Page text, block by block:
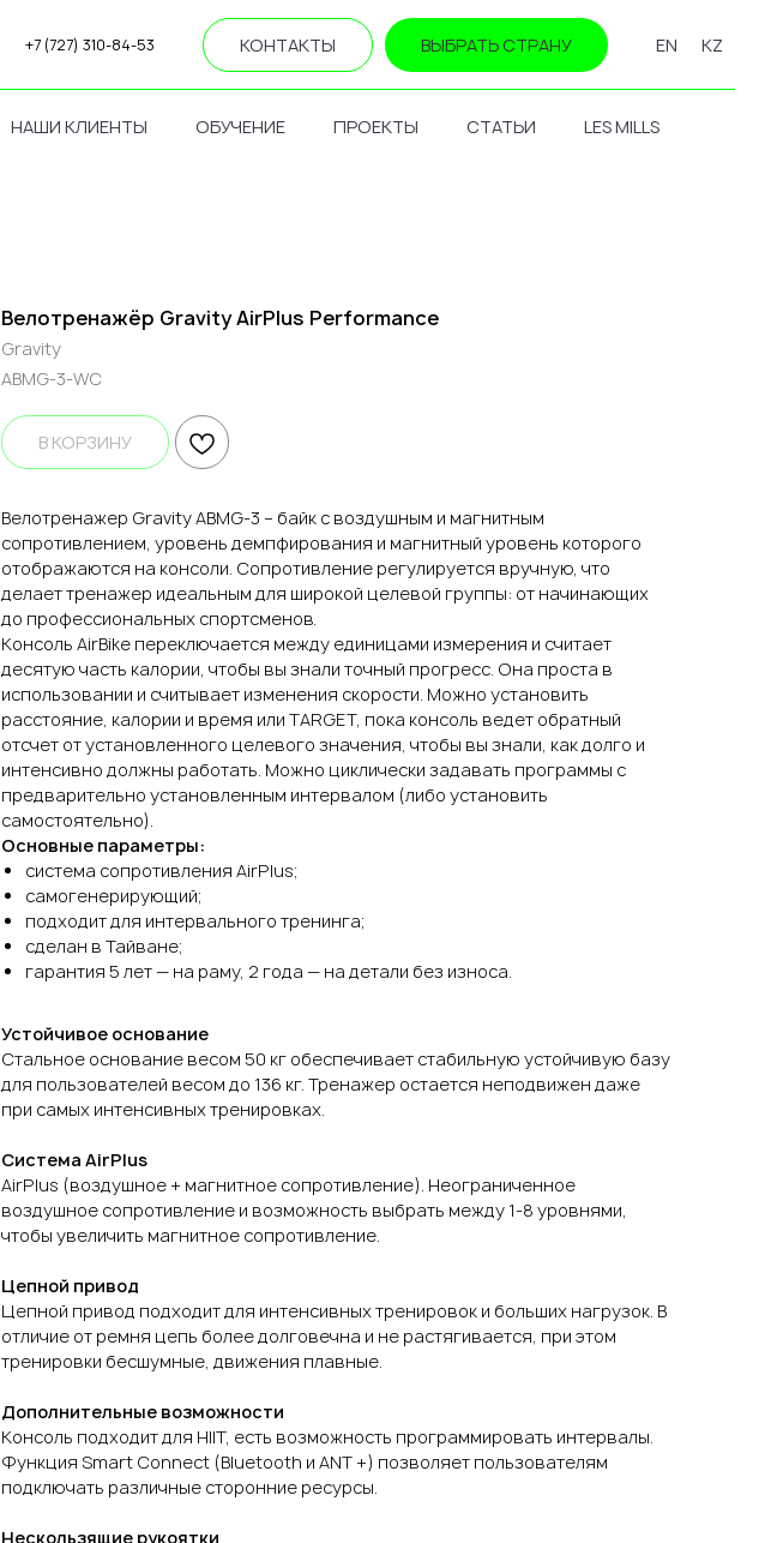
+7 (727) 310-84-53 КОНТАКТЫ ВЫБРАТЬ СТРАНУ EN KZ
НАШИ КЛИЕНТЫ ОБУЧЕНИЕ ПРОЕКТЫ СТАТЬИ LES MILLS
Велотренажёр Gravity AirPlus Performance
Gravity
ABMG-3-WC
В КОРЗИНУ
Велотренажер Gravity ABMG-3 – байк с воздушным и магнитным
сопротивлением, уровень демпфирования и магнитный уровень которого
отображаются на консоли. Сопротивление регулируется вручную, что
делает тренажер идеальным для широкой целевой группы: от начинающих
до профессиональных спортсменов.
Консоль AirBike переключается между единицами измерения и считает
десятую часть калории, чтобы вы знали точный прогресс. Она проста в
использовании и считывает изменения скорости. Можно установить
расстояние, калории и время или TARGET, пока консоль ведет обратный
отсчет от установленного целевого значения, чтобы вы знали, как долго и
интенсивно должны работать. Можно циклически задавать программы с
предварительно установленным интервалом (либо установить
самостоятельно).
Основные параметры:
система сопротивления AirPlus;
самогенерирующий;
подходит для интервального тренинга;
сделан в Тайване;
гарантия 5 лет — на раму, 2 года — на детали без износа.
Устойчивое основание
Стальное основание весом 50 кг обеспечивает стабильную устойчивую базу
для пользователей весом до 136 кг. Тренажер остается неподвижен даже
при самых интенсивных тренировках.
Система AirPlus
AirPlus (воздушное + магнитное сопротивление). Неограниченное
воздушное сопротивление и возможность выбрать между 1-8 уровнями,
чтобы увеличить магнитное сопротивление.
Цепной привод
Цепной привод подходит для интенсивных тренировок и больших нагрузок. В
отличие от ремня цепь более долговечна и не растягивается, при этом
тренировки бесшумные, движения плавные.
Дополнительные возможности
Консоль подходит для HIIT, есть возможность программировать интервалы.
Функция Smart Connect (Bluetooth и ANT +) позволяет пользователям
подключать различные сторонние ресурсы.
Нескользящие рукоятки